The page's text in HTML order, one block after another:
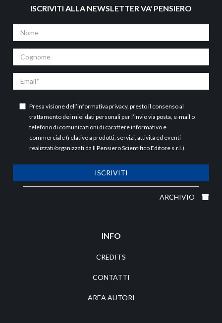
ISCRIVITI ALLA NEWSLETTER VA' PENSIERO
Nome
Cognome
Email
Presa visione dell’informativa privacy, presto il consenso al
trattamento dei miei dati personali per l’invio via posta, e-mail o
telefono di comunicazioni di carattere informativo e
commerciale (relative a prodotti, servizi, attività ed eventi
realizzati/organizzati da Il Pensiero Scientifico Editore s.r.l.).
ISCRIVITI
ARCHIVIO
INFO
CREDITS
CONTATTI
AREA AUTORI